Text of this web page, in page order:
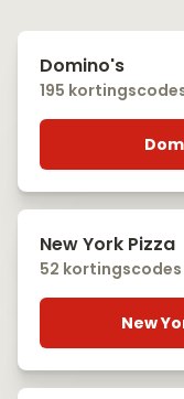
Domino's
195
New York Pizza
52 kortingscodes
New